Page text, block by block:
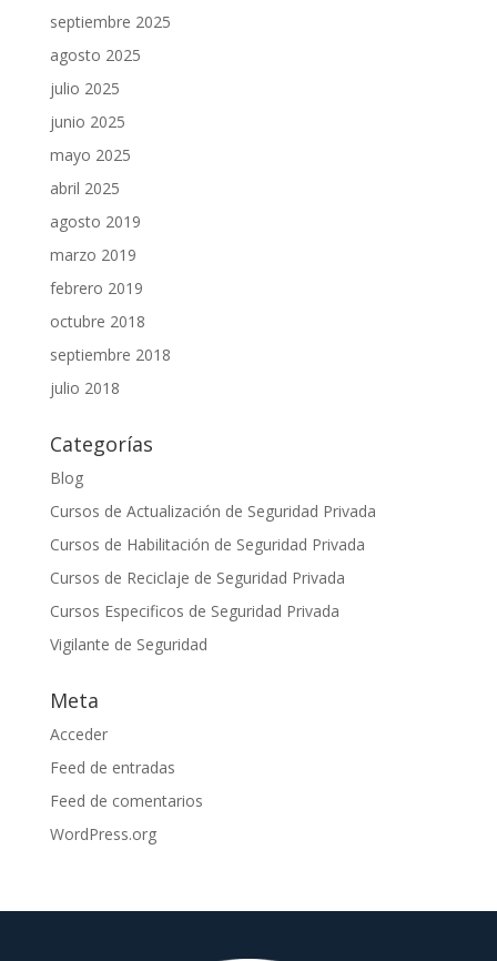
septiembre 2025
agosto 2025
julio 2025
junio 2025
mayo 2025
abril 2025
agosto 2019
marzo 2019
febrero 2019
octubre 2018
septiembre 2018
julio 2018
Categorías
Blog
Cursos de Actualización de Seguridad Privada
Cursos de Habilitación de Seguridad Privada
Cursos de Reciclaje de Seguridad Privada
Cursos Especificos de Seguridad Privada
Vigilante de Seguridad
Meta
Acceder
Feed de entradas
Feed de comentarios
WordPress.org